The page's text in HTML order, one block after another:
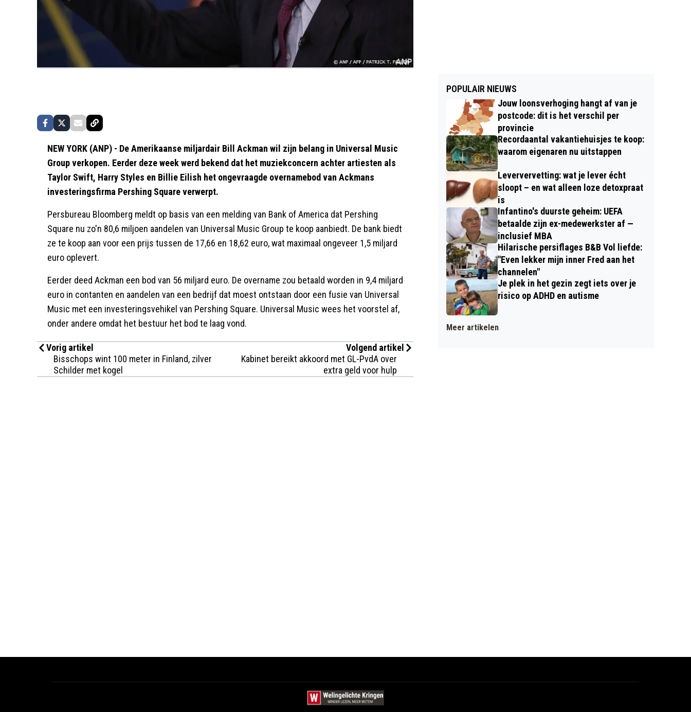
NEW YORK (ANP) - De Amerikaanse miljardair Bill Ackman wil zijn belang in Universal Music
Group verkopen. Eerder deze week werd bekend dat het muziekconcern achter artiesten als
Taylor Swift, Harry Styles en Billie Eilish het ongevraagde overnamebod van Ackmans
investeringsfirma Pershing Square verwerpt.
Persbureau Bloomberg meldt op basis van een melding van Bank of America dat Pershing
Square nu zo'n 80,6 miljoen aandelen van Universal Music Group te koop aanbiedt. De bank biedt
ze te koop aan voor een prijs tussen de 17,66 en 18,62 euro, wat maximaal ongeveer 1,5 miljard
euro oplevert.
Eerder deed Ackman een bod van 56 miljard euro. De overname zou betaald worden in 9,4 miljard
euro in contanten en aandelen van een bedrijf dat moest ontstaan door een fusie van Universal
Music met een investeringsvehikel van Pershing Square. Universal Music wees het voorstel af,
onder andere omdat het bestuur het bod te laag vond.
Vorig artikel
Bisschops wint 100 meter in Finland, zilver
Schilder met kogel
Volgend artikel
Kabinet bereikt akkoord met GL-PvdA over
extra geld voor hulp
POPULAIR NIEUWS
Jouw loonsverhoging hangt af van je
postcode: dit is het verschil per
provincie
Recordaantal vakantiehuisjes te koop:
waarom eigenaren nu uitstappen
Leververvetting: wat je lever écht
sloopt – en wat alleen loze detoxpraat
is
Infantino's duurste geheim: UEFA
betaalde zijn ex-medewerkster af —
inclusief MBA
Hilarische persiflages B&B Vol liefde:
"Even lekker mijn inner Fred aan het
channelen"
Je plek in het gezin zegt iets over je
risico op ADHD en autisme
Meer artikelen